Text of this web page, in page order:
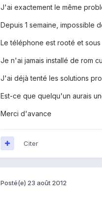
J'ai exactement le même
Depuis 1 semaine, impossible
Le téléphone est rooté et sous
Je n'ai jamais installé de rom
J'ai déjà tenté les solutions
Est-ce que quelqu'un aurais
Merci d'avance
Citer
Posté(e) 23 août 2012